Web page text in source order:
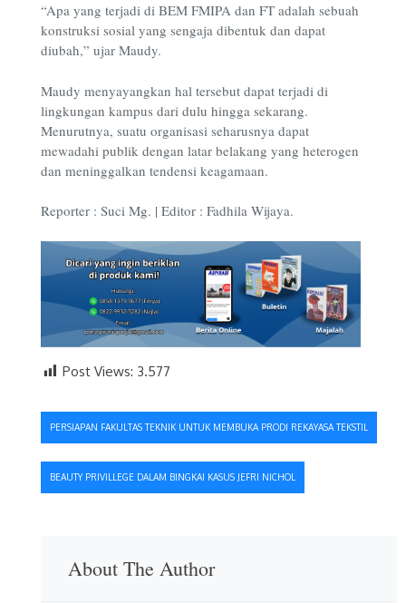
“Apa yang terjadi di BEM FMIPA dan FT adalah sebuah
konstruksi sosial yang sengaja dibentuk dan dapat
diubah,” ujar Maudy.
Maudy menyayangkan hal tersebut dapat terjadi di
lingkungan kampus dari dulu hingga sekarang.
Menurutnya, suatu organisasi seharusnya dapat
mewadahi publik dengan latar belakang yang heterogen
dan meninggalkan tendensi keagamaan.
Reporter : Suci Mg. | Editor : Fadhila Wijaya.
Post Views: 3.577
Navigasi
pos
PERSIAPAN FAKULTAS TEKNIK UNTUK MEMBUKA PRODI REKAYASA TEKSTIL
BEAUTY PRIVILLEGE DALAM BINGKAI KASUS JEFRI NICHOL
About The Author